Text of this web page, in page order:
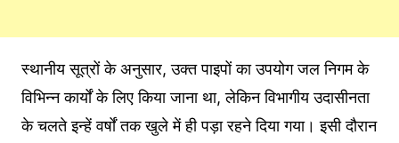
स्थानीय सूत्रों के अनुसार, उक्त पाइपों का उपयोग जल निगम के
विभिन्न कार्यों के लिए किया जाना था, लेकिन विभागीय उदासीनता
के चलते इन्हें वर्षों तक खुले में ही पड़ा रहने दिया गया। इसी दौरान